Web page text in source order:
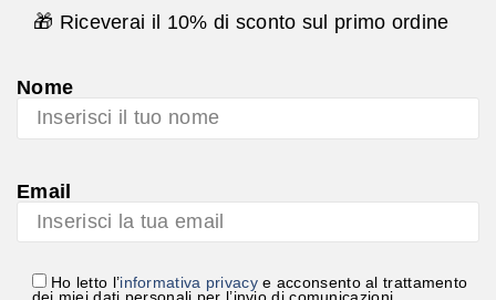
🎁 Riceverai il 10% di sconto sul primo ordine
Nome
Email
Ho letto l’informativa privacye acconsento al trattamento